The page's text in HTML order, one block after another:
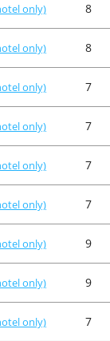
only) 8
only) 8
only) 7
only) 7
only) 7
only) 7
only) 9
only) 9
only) 7